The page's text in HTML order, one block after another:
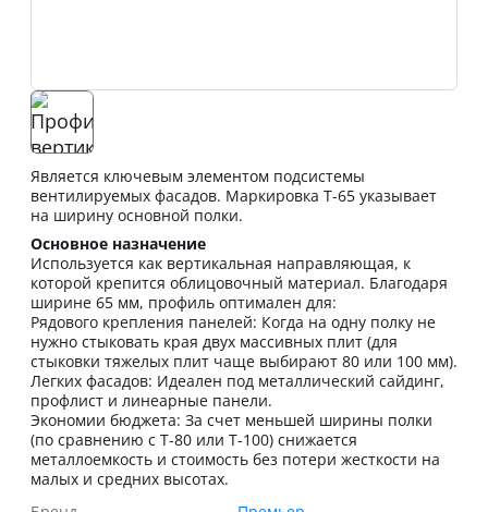
Является ключевым элементом подсистемы
вентилируемых фасадов. Маркировка Т-65 указывает
на ширину основной полки.
Основное назначение
Используется как вертикальная направляющая, к
которой крепится облицовочный материал. Благодаря
ширине 65 мм, профиль оптимален для:
Рядового крепления панелей: Когда на одну полку не
нужно стыковать края двух массивных плит (для
стыковки тяжелых плит чаще выбирают 80 или 100 мм).
Легких фасадов: Идеален под металлический сайдинг,
профлист и линеарные панели.
Экономии бюджета: За счет меньшей ширины полки
(по сравнению с Т-80 или Т-100) снижается
металлоемкость и стоимость без потери жесткости на
малых и средних высотах.